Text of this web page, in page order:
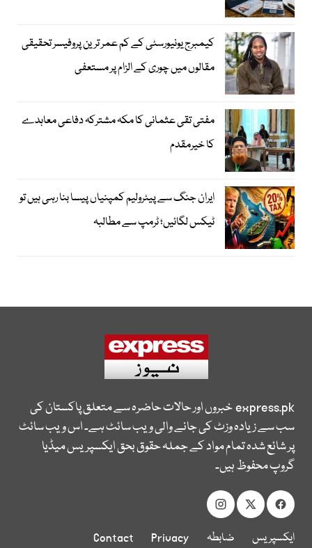
کیمبرج یونیورسٹی کے کم عمر ترین پروفیسر تحقیقی
مقالوں میں چوری کے الزام پر مستعفی
مفتی تقی عثمانی کا مکہ مشترکہ دفاعی معاہدے
کا خیرمقدم
ایران جنگ سے پیٹرولیم کمپنیاں پیسا بنا رہی ہیں تو
ٹیکس لگائیں؛ ٹرمپ سے مطالبہ
express.pkخبروں اور حالات حاضرہ سے متعلق پاکستان کی
سب سے زیادہ وزٹ کی جانے والی ویب سائٹ ہے۔ اس ویب سائٹ
پر شائع شدہ تمام مواد کے جملہ حقوق بحق ایکسپریس میڈیا
گروپ محفوظ ہیں۔
ایکسپریس
ضابطہ
Privacy
Contact